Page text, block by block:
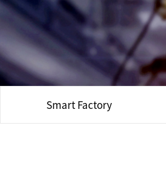
Smart Factory